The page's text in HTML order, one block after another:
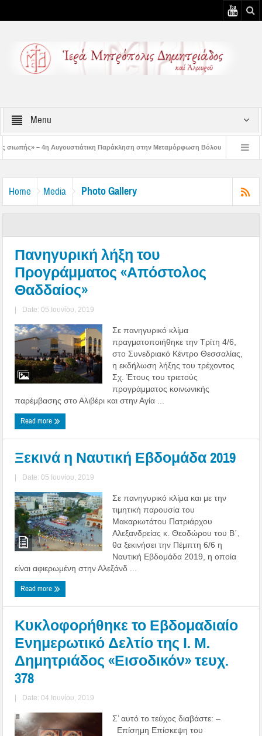
Menu
Παράκληση στην Μεταμόρφωση Βόλου Επίσκεψη του Δ/ντού της Β/
Home Media Photo Gallery
Πανηγυρική λήξη του
Προγράμματος «Απόστολος
Θαδδαίος»
| Date: 05 Ιουνίου, 2019
Σε πανηγυρικό κλίμα
πραγματοποιήθηκε την Τρίτη 4/6,
στο Συνεδριακό Κέντρο Θεσσαλίας,
η εκδήλωση λήξης του τρέχοντος
Σχ. Έτους του τριετούς
προγράμματος κοινωνικής
παρέμβασης στο Αλιβέρι και στην Αγία ...
Read more
Ξεκινά η Ναυτική Εβδομάδα 2019
| Date: 05 Ιουνίου, 2019
Σε πανηγυρικό κλίμα και με την
τιμητική παρουσία του
Μακαριωτάτου Πατριάρχου
Αλεξανδρείας κ. Θεοδώρου του Β΄,
θα ξεκινήσει την Πέμπτη 6/6 η
Ναυτική Εβδομάδα 2019, η οποία
είναι αφιερωμένη στην Αλεξάνδ ...
Read more
Κυκλοφορήθηκε το Εβδομαδιαίο
Ενημερωτικό Δελτίο της Ι. Μ.
Δημητριάδος «Εισοδικόν» τευχ.
378
| Date: 04 Ιουνίου, 2019
Σ’ αυτό το τεύχος διαβάστε: –
Επίσημη Επίσκεψη του